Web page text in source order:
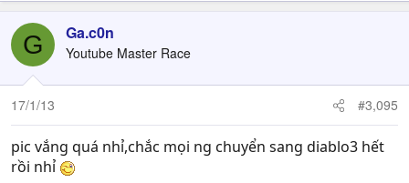
G Ga.c0n
Youtube Master Race
17/1/13 #3,095
pic vắng quá nhỉ,chắc mọi ng chuyển sang diablo3 hết
rồi nhỉ